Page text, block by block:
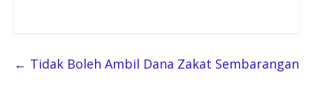
← Tidak Boleh Ambil Dana Zakat Sembarangan